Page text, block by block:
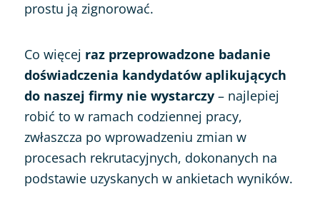
prostu ją zignorować.
Co więcej raz przeprowadzone badanie
doświadczenia kandydatów aplikujących
do naszej firmy nie wystarczy– najlepiej
robić to w ramach codziennej pracy,
zwłaszcza po wprowadzeniu zmian w
procesach rekrutacyjnych, dokonanych na
podstawie uzyskanych w ankietach wyników.